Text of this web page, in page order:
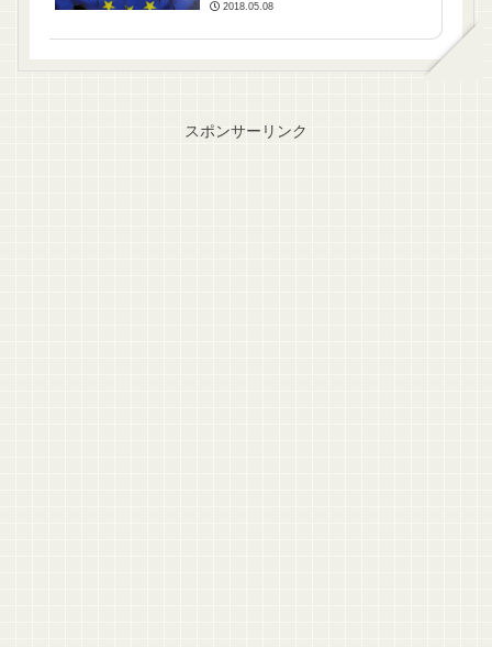
2018.05.08
スポンサーリンク